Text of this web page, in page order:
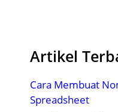
Artikel
Cara Membuat
Spreadsheet